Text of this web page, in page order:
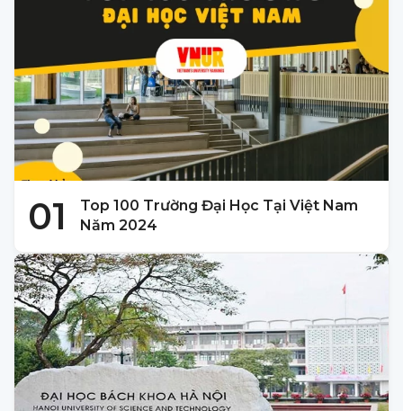
01
Top 100 Trường Đại Học Tại Việt Nam
Năm 2024